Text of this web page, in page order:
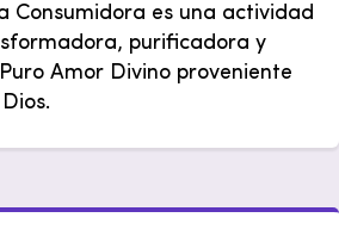
Consumidora es una actividad
purificadora y
Amor Divino proveniente